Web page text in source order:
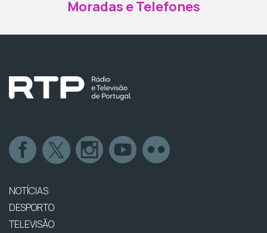
Moradas e Telefones
NOTÍCIAS
DESPORTO
TELEVISÃO